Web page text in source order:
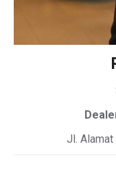
Jl.